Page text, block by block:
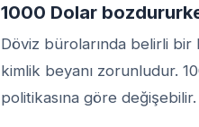
1000 Dolar
Döviz bürolarında belirli
kimlik beyanı zorunludur.
politikasına göre değişebilir.